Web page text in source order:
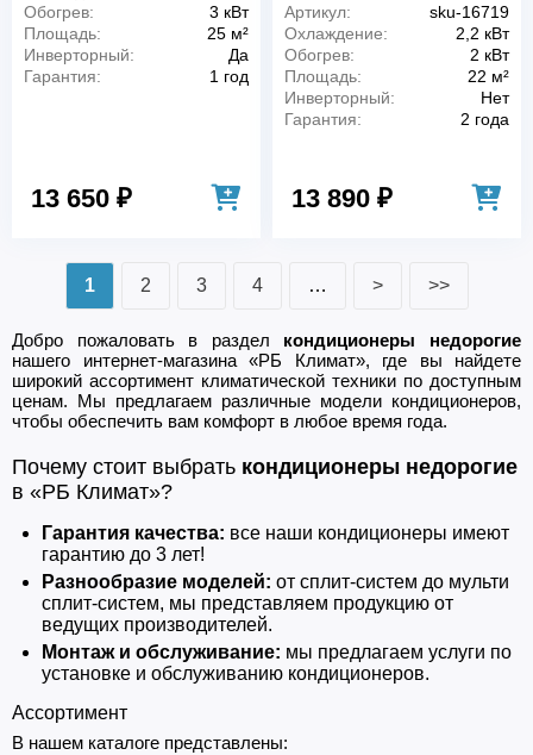
Обогрев:
3 кВт
Площадь:
25 м²
Инверторный:
Да
Гарантия:
1 год
13 650 ₽
Артикул:
sku-16719
Охлаждение:
2,2 кВт
Обогрев:
2 кВт
Площадь:
22 м²
Инверторный:
Нет
Гарантия:
2 года
13 890 ₽
1 2 3 4 … > >>
Добро пожаловать в раздел кондиционеры недорогие
нашего интернет-магазина «РБ Климат», где вы найдете
широкий ассортимент климатической техники по доступным
ценам. Мы предлагаем различные модели кондиционеров,
чтобы обеспечить вам комфорт в любое время года.
Почему стоит выбрать кондиционеры недорогие
в «РБ Климат»?
Гарантия качества: все наши кондиционеры имеют
гарантию до 3 лет!
Разнообразие моделей: от сплит-систем до мульти
сплит-систем, мы представляем продукцию от
ведущих производителей.
Монтаж и обслуживание: мы предлагаем услуги по
установке и обслуживанию кондиционеров.
Ассортимент
В нашем каталоге представлены: